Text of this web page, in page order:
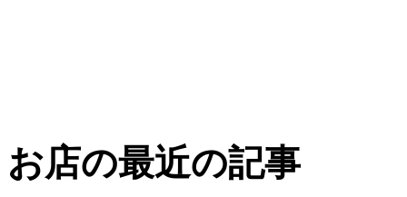
お店の最近の記事